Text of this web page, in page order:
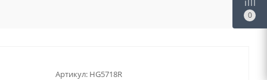
Артикул: HG5718R
0